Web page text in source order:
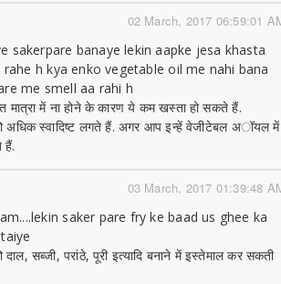
02 March, 2017 06:59:01
sakerpare banaye lekin aapke jesa khasta
h kya enko vegetable oil me nahi bana
me smell aa rahi h
मात्रा में ना होने के कारण ये कम खस्ता हो सकते हैं.
अधिक स्वादिष्ट लगते हैं. अगर आप इन्हें वेजीटेबल अॉयल में
हैं.
03 March, 2017 01:39:48
saker pare fry ke baad us ghee ka
सब्जी, परांठे, पूरी इत्यादि बनाने में इस्तेमाल कर सकती